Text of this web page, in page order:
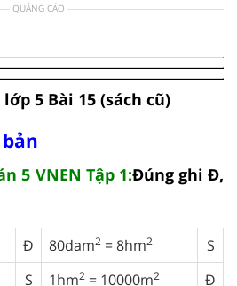
QUẢNG CÁO
5 Bài 15 (sách cũ)
5 VNEN Tập 1:Đúng ghi Đ,
Đ 80dam2 = 8hm2
S
S 1hm2 = 10000m2 Đ